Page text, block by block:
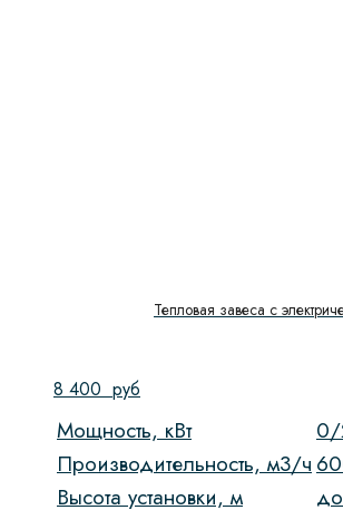
Тепловая завеса с
8 400 руб
Мощность, кВт
Производительность, м3/ч
Высота установки, м